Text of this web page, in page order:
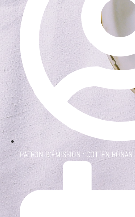
PATRON D'ÉMISSION : COTTEN RONAN